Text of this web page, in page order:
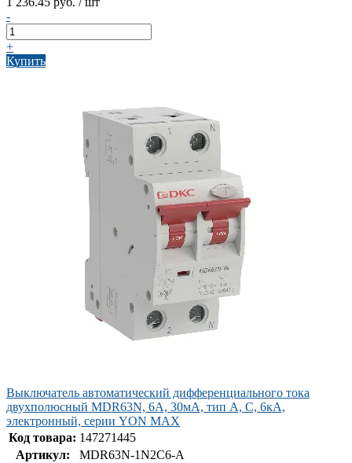
-
+
Купить
Выключатель автоматический дифференциального тока
двухполюсный MDR63N, 6A, 30мА, тип A, C, 6кА,
электронный, серии YON MAX
Код товара: 147271445
Артикул:
MDR63N-1N2C6-A